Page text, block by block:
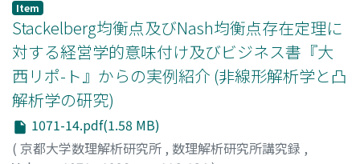
Item
Stackelberg均衡点及びNash均衡点存在定理に
対する経営学的意味付け及びビジネス書『大
西リポ-ト』からの実例紹介 (非線形解析学と凸
解析学の研究)
1071-14.pdf(1.58 MB)
( 京都大学数理解析研究所 , 数理解析研究所講究録 ,